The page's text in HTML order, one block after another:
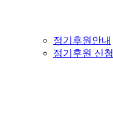
정기후원안내
정기후원 신청